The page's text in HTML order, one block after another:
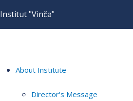
Institut "Vinča"
About Institute
Director's Message